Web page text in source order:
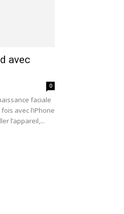
avec
0
faciale
avec l’iPhone
l’appareil,...